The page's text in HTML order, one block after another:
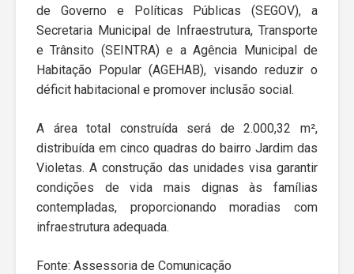
de Governo e Políticas Públicas (SEGOV), a
Secretaria Municipal de Infraestrutura, Transporte
e Trânsito (SEINTRA) e a Agência Municipal de
Habitação Popular (AGEHAB), visando reduzir o
déficit habitacional e promover inclusão social.
A área total construída será de 2.000,32 m²,
distribuída em cinco quadras do bairro Jardim das
Violetas. A construção das unidades visa garantir
condições de vida mais dignas às famílias
contempladas, proporcionando moradias com
infraestrutura adequada.
Fonte: Assessoria de Comunicação